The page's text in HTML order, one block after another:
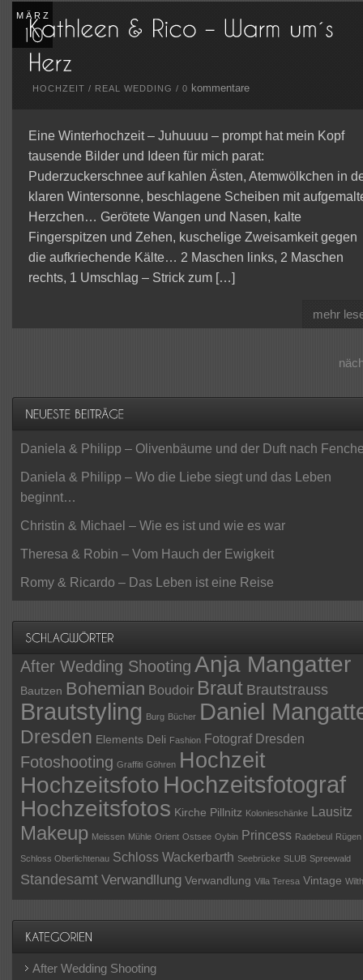
MÄRZ
HOCHZEIT / REAL WEDDING / 0 kommentare
Eine Winterhochzeit – Juhuuuu – prompt hat mein Kopf
tausende Bilder und Ideen für mich parat:
Puderzuckerschnee auf kahlen Ästen, Atemwölkchen in
klaren Wintersonne, beschlagene Scheiben mit
Herzchen… Gerötete Wangen und Nasen, kalte
Fingerspitzen und Zehen, kuschelige Zweisamkeit gegen
die aufkriechende Kälte… 2 Maschen links, 2 Maschen
rechts, 1 Umschlag – Strick zum […]
mehr
Daniela & Philipp – Olivenbäume und der Duft nach
Daniela & Philipp – Wo die Liebe siegt und das Leben
beginnt…
Christin & Michael – Wie es ist und wie es war
Theresa & Robin – Vom Hauch der Ewigkeit
Romy & Ricardo – Das Leben ist eine Reise
After Wedding Shooting Anja Mangatter
Bautzen Bohemian Boudoir Braut Brautstrauss
Brautstyling Burg Bücher Daniel
Dresden Elements Deli Fashion Fotograf Dresden
Fotoshooting Graffiti Göhren Hochzeit
Hochzeitsfoto Hochzeitsfotograf
Hochzeitsfotos Kirche Pillnitz Kolonieschänke Lausitz
Makeup Meissen Mühle Orient Ostsee Oybin Princess Radebeul Rügen
Schloss Oberlichtenau Schloss Wackerbarth Seebrücke SLUB Spreewald
Standesamt Verwandllung Verwandlung Villa Teresa Vintage
After Wedding Shooting